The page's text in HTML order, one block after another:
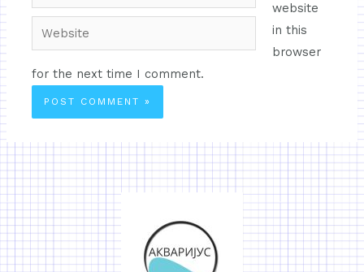
website
in this
browser
for the next time I comment.